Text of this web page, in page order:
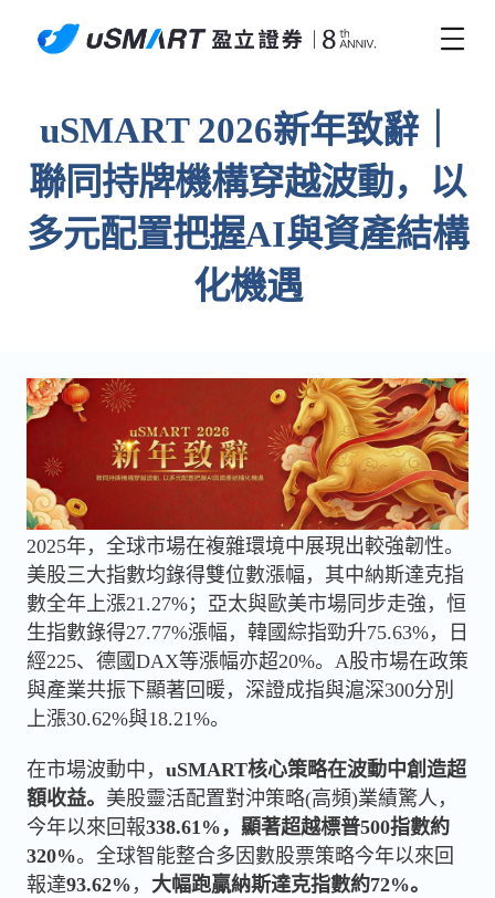
uSMART 2026新年致辭｜
聯同持牌機構穿越波動，以
多元配置把握AI與資產結構
化機遇
2025年，全球市場在複雜環境中展現出較強韌性。
美股三大指數均錄得雙位數漲幅，其中納斯達克指
數全年上漲21.27%；亞太與歐美市場同步走強，恒
生指數錄得27.77%漲幅，韓國綜指勁升75.63%，日
經225、德國DAX等漲幅亦超20%。A股市場在政策
與產業共振下顯著回暖，深證成指與滬深300分別
上漲30.62%與18.21%。
在市場波動中， uSMART核心策略在波動中創造超
額收益。 美股靈活配置對沖策略(高頻)業績驚人，
今年以來回報338.61%，顯著超越標普500指數約
320%。全球智能整合多因數股票策略今年以來回
報達93.62% ， 大幅跑贏納斯達克指數約72%。